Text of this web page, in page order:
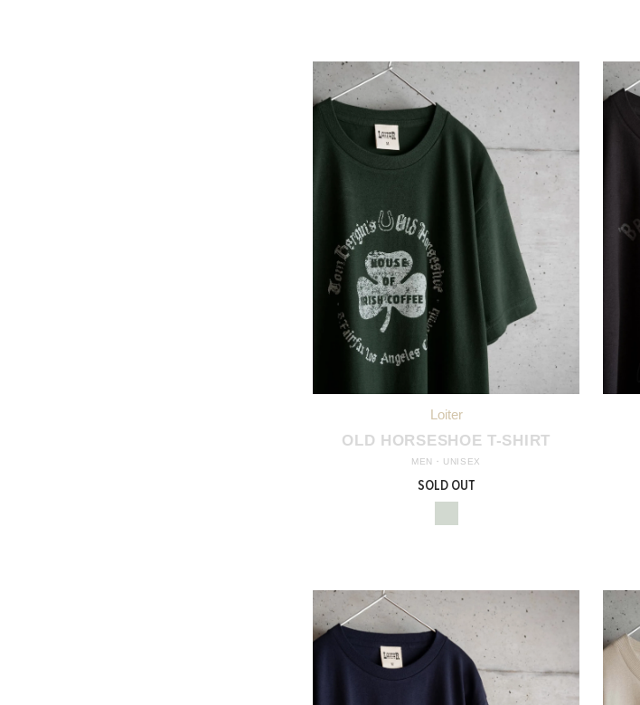
OLD HORSESHOE T-SHIRT
MEN・UNISEX
SOLD OUT